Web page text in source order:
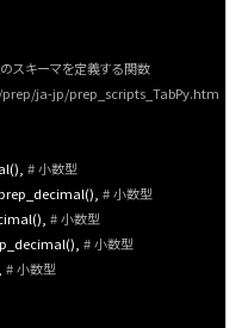
スキーマを定義する関数
ja-jp/prep_scripts_TabPy.htm
# 小数型
# 小数型
# 小数型
# 小数型
# 小数型